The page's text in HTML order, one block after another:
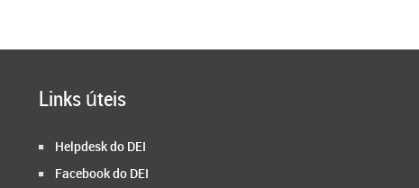
Links úteis
Helpdesk do DEI
Facebook do DEI